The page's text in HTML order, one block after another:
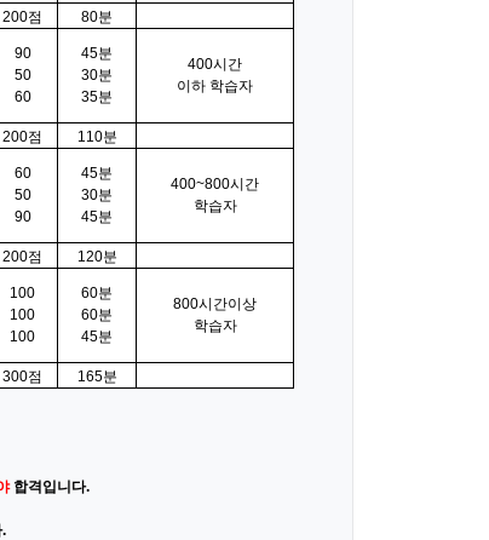
200점 80분
90
50
60
45분
30분
35분
400시간
이하 학습자
200점 110분
60
50
90
45분
30분
45분
400~800시간
학습자
200점 120분
100
100
100
60분
60분
45분
800시간이상
학습자
300점 165분
합격입니다.